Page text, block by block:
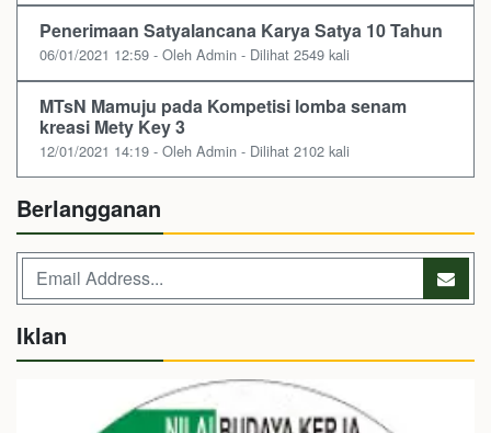
Penerimaan Satyalancana Karya Satya 10 Tahun
06/01/2021 12:59 - Oleh Admin - Dilihat 2549 kali
MTsN Mamuju pada Kompetisi lomba senam
kreasi Mety Key 3
12/01/2021 14:19 - Oleh Admin - Dilihat 2102 kali
Berlangganan
Iklan